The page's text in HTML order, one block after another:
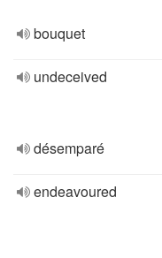
bouquet
undeceived
désemparé
endeavoured